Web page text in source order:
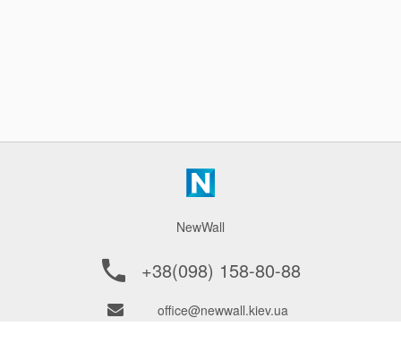
NewWall
+38(098) 158-80-88
office@newwall.kiev.ua